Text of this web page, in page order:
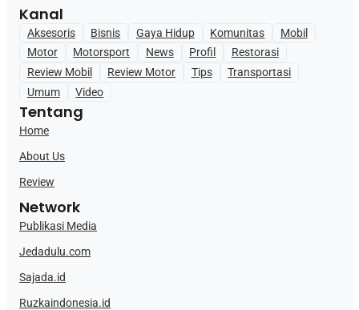
Kanal
Aksesoris Bisnis Gaya Hidup Komunitas
Mobil
Motor
Motorsport News Profil
Restorasi
Review Mobil
Review Motor Tips
Transportasi
Umum
Video
Tentang
Home
About Us
Review
Network
Publikasi Media
Jedadulu.com
Sajada.id
Ruzkaindonesia.id